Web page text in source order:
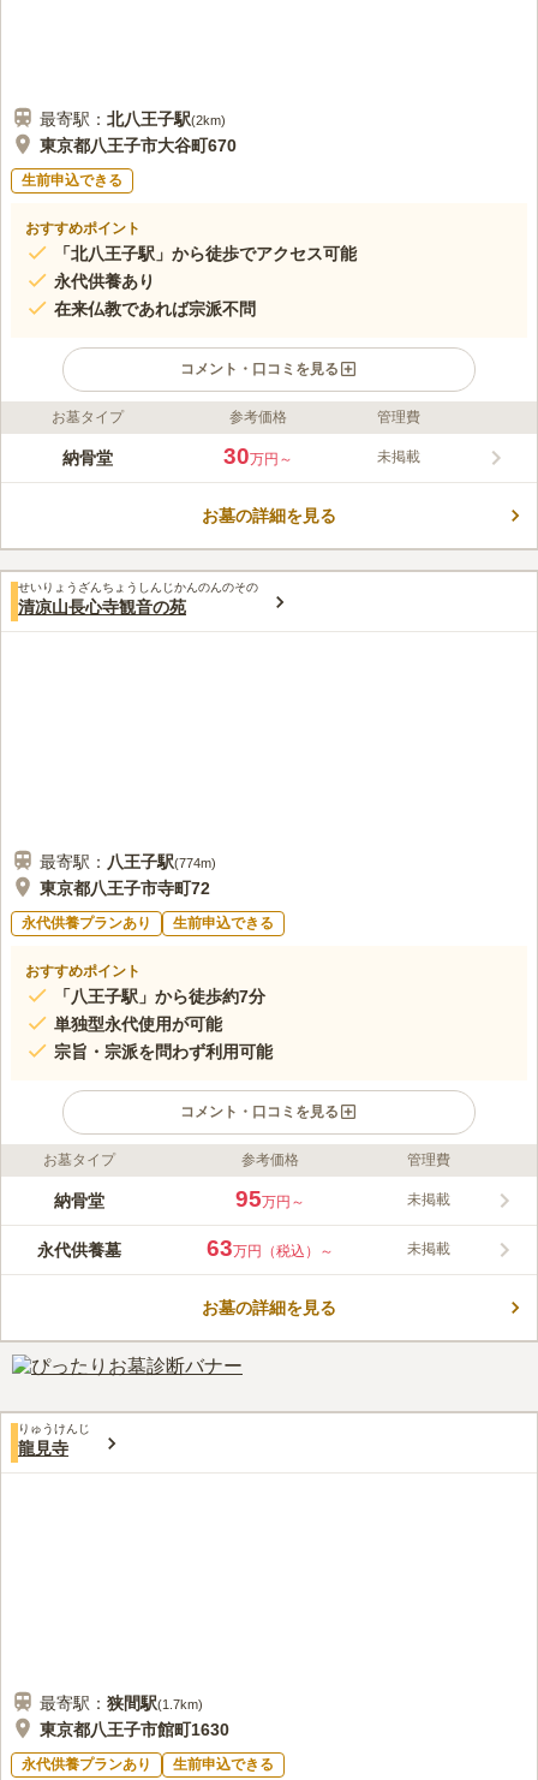
最寄駅： 北八王子駅(2km)
東京都八王子市大谷町670
生前申込できる
おすすめポイント
「北八王子駅」から徒歩でアクセス可能
永代供養あり
在来仏教であれば宗派不問
コメント・口コミを見る
ライフドット編集部のコメント
山門から入ると正面にある「大谷観音」が迎えてくれます。 山
二区画80万円となっています。 お骨の一時預かりをしてもらう
とができます。
口コミ評価
この霊園はまだ誰からも評価されていません。
お墓タイプ 参考価格 管理費
納骨堂 30万円～ 未掲載
お墓の詳細を見る
せいりょうざんちょうしんじかんのんのその
清凉山長心寺観音の苑
最寄駅： 八王子駅(774m)
東京都八王子市寺町72
永代供養プランあり 生前申込できる
おすすめポイント
「八王子駅」から徒歩約7分
単独型永代使用が可能
宗旨・宗派を問わず利用可能
コメント・口コミを見る
ライフドット編集部のコメント
観音の苑は、東京都八王子にある清凉山長心寺が管理する永代供
くない人々のために、お寺が代わって供養と管理を行ってくれま
す。 埋葬されると、五輪碑に家名が銘記され、永代過去帳に戒
堂にて年回忌法要を行うことも可能です（有償）。
この霊園はまだ誰からも評価されていません。
お墓タイプ 参考価格 管理費
納骨堂 95万円～ 未掲載
永代供養墓 63万円（税込）～ 未掲載
お墓の詳細を見る
りゅうけんじ
龍見寺
最寄駅： 狭間駅(1.7km)
東京都八王子市館町1630
永代供養プランあり 生前申込できる